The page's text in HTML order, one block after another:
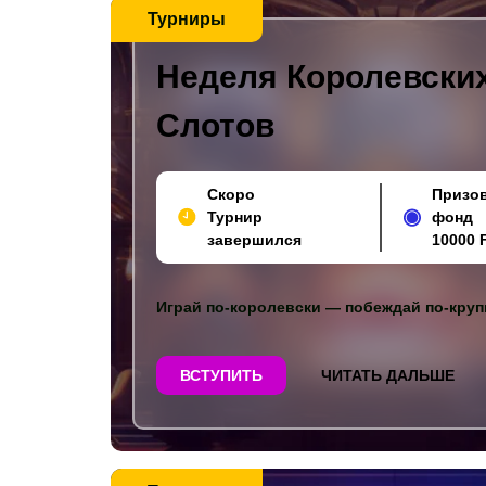
Турниры
Неделя
Слотов
Скоро
Турнир
завершился
фонд
10000
Играй по-королевски — побеждай по-
ВСТУПИТЬ ЧИТАТЬ ДАЛЬШЕ